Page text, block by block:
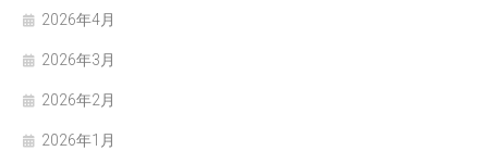
2026年4月
2026年3月
2026年2月
2026年1月